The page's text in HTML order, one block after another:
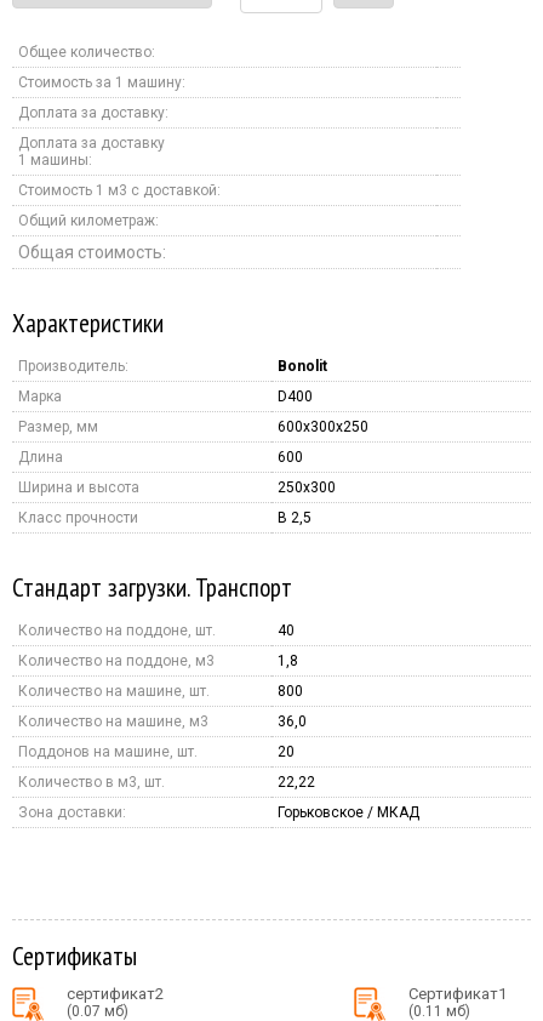
Общее количество:
Стоимость за 1 машину:
Доплата за доставку:
Доплата за доставку
1 машины:
Стоимость 1 м3 с доставкой:
Общий километраж:
Общая стоимость:
Характеристики
Производитель:
Bonolit
Марка
D400
Размер, мм
600x300x250
Длина
600
Ширина и высота
250x300
Класс прочности
B 2,5
Стандарт загрузки. Транспорт
Количество на поддоне, шт.
40
Количество на поддоне, м3
1,8
Количество на машине, шт.
800
Количество на машине, м3
36,0
Поддонов на машине, шт.
20
Количество в м3, шт.
22,22
Зона доставки:
Горьковское / МКАД
Сертификаты
сертификат2
(0.07 мб)
Сертификат1
(0.11 мб)